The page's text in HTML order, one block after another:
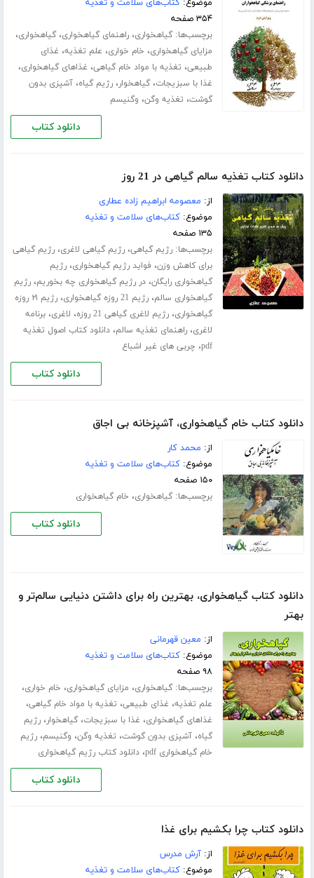
موضوع:کتاب‌های سلامت و تغذیه
۳۵۴ صفحه
برچسب‌ها:گیاهخواری،راهنمای گیاهخواری،گیاهخواری،
مزایای گیاهخواری، خام خواری، علم تغذیه، غذای
طبیعی، تغذیه با مواد خام گیاهی، غذاهای گیاهخواری،
غذا با سبزیجات،گیاهخوار،رژیم گیاه،آشپزی بدون
گوشت، تغذیه وگن، وگنیسم
دانلود کتاب
دانلود کتاب تغذیه سالم گیاهی در 21 روز
از: معصومه ابراهیم زاده عطاری
موضوع:کتاب‌های سلامت و تغذیه
۱۳۵ صفحه
برچسب‌ها:رژیم گیاهی،رژیم گیاهی لاغری،رژیم گیاهی
برای کاهش وزن، فواید رژیم گیاهخواری،رژیم
گیاهخواری رایگان،در رژیم گیاهخواری چه بخوریم،رژیم
گیاهخواری سالم،رژیم 21 روزه گیاهخواری ،
رژیم ۲۱ روزه
گیاهخواری،رژیم لاغری گیاهی 21 روزه ، لاغری،برنامه
لاغری،راهنمای تغذیه سالم،دانلود کتاب اصول تغذیه
pdf، چربی های غیر اشباع
دانلود کتاب
دانلود کتاب خام گیاهخواری، آشپزخانه بی اجاق
از: محمد کار
موضوع:کتاب‌های سلامت و تغذیه
۱۵۰ صفحه
برچسب‌ها:گیاهخواری، خام گیاهخواری
دانلود کتاب
دانلود کتاب گیاهخواری، بهترین راه برای داشتن دنیایی سالم‌تر و
بهتر
از: معین قهرمانی
موضوع:کتاب‌های سلامت و تغذیه
۹۸ صفحه
برچسب‌ها:گیاهخواری، مزایای گیاهخواری، خام خواری،
علم تغذیه، غذای طبیعی، تغذیه با مواد خام گیاهی،
غذاهای گیاهخواری، غذا با سبزیجات،گیاهخوار،رژیم
گیاه،آشپزی بدون گوشت، تغذیه وگن، وگنیسم،رژیم
خام گیاهخواری pdf
،دانلود کتاب رژیم گیاهخواری
دانلود کتاب
دانلود کتاب چرا بکشیم برای غذا
از:آرش مدرس
موضوع:کتاب‌های سلامت و تغذیه